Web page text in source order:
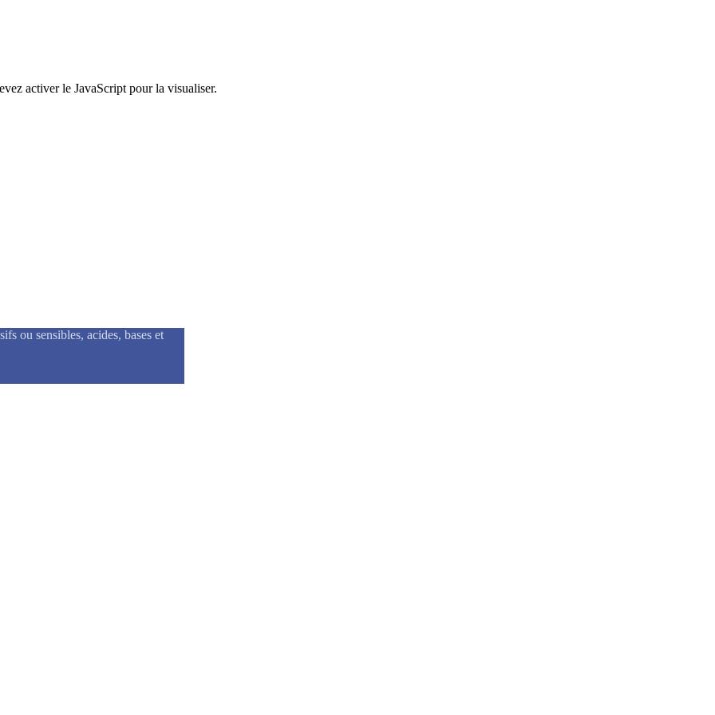
activer le JavaScript pour la visualiser.
ou sensibles, acides, bases et